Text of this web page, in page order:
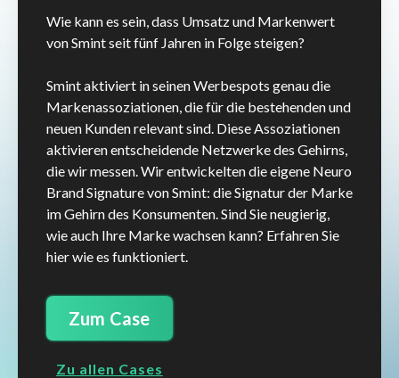
Wie kann es sein, dass Umsatz und Markenwert
von Smint seit fünf Jahren in Folge steigen?
Smint aktiviert in seinen Werbespots genau die
Markenassoziationen, die für die bestehenden und
neuen Kunden relevant sind. Diese Assoziationen
aktivieren entscheidende Netzwerke des Gehirns,
die wir messen. Wir entwickelten die eigene Neuro
Brand Signature von Smint: die Signatur der Marke
im Gehirn des Konsumenten. Sind Sie neugierig,
wie auch Ihre Marke wachsen kann? Erfahren Sie
hier wie es funktioniert.
Zum Case
Zu allen Cases